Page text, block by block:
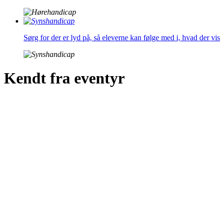
Sørg for der er lyd på, så eleverne kan følge med i, hvad der
Kendt fra eventyr